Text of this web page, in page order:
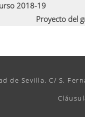
2018-19
Proyecto del
de Sevilla. C/ S.